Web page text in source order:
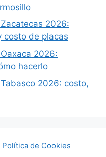
2026:
costo de placas
2026:
hacerlo
2026: costo,
Política de Cookies